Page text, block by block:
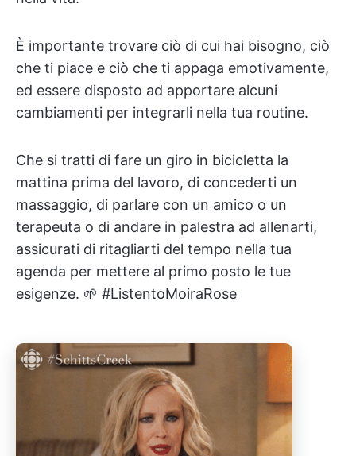
È importante trovare ciò di cui hai bisogno, ciò
che ti piace e ciò che ti appaga emotivamente,
ed essere disposto ad apportare alcuni
cambiamenti per integrarli nella tua routine.
Che si tratti di fare un giro in bicicletta la
mattina prima del lavoro, di concederti un
massaggio, di parlare con un amico o un
terapeuta o di andare in palestra ad allenarti,
assicurati di ritagliarti del tempo nella tua
agenda per mettere al primo posto le tue
esigenze. 🌱 #ListentoMoiraRose